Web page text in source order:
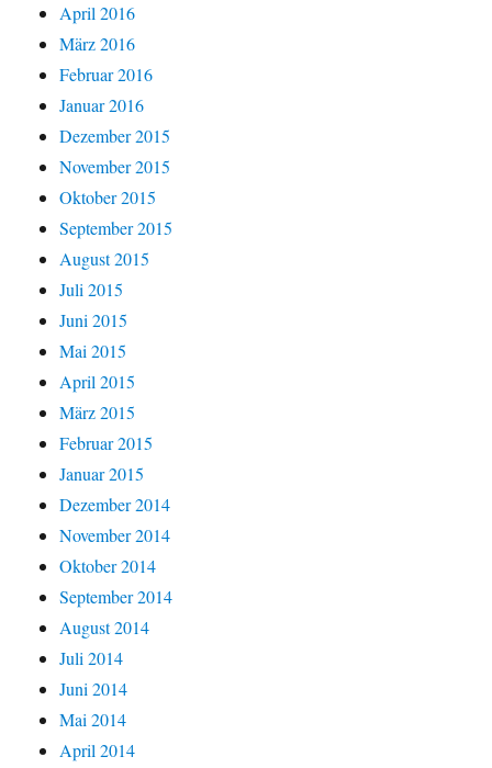
April 2016
März 2016
Februar 2016
Januar 2016
Dezember 2015
November 2015
Oktober 2015
September 2015
August 2015
Juli 2015
Juni 2015
Mai 2015
April 2015
März 2015
Februar 2015
Januar 2015
Dezember 2014
November 2014
Oktober 2014
September 2014
August 2014
Juli 2014
Juni 2014
Mai 2014
April 2014